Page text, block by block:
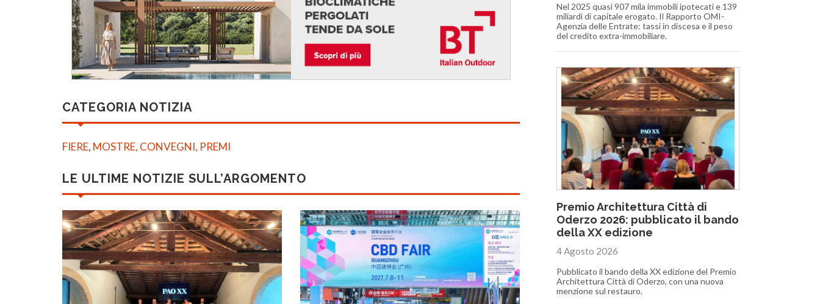
CATEGORIA NOTIZIA
FIERE, MOSTRE, CONVEGNI, PREMI
LE ULTIME NOTIZIE SULL’ARGOMENTO
Nel 2025 quasi 907 mila immobili ipotecati e 139
miliardi di capitale erogato. Il Rapporto OMI-
Agenzia delle Entrate: tassi in discesa e il peso
del credito extra-immobiliare.
Premio Architettura Città di
Oderzo 2026: pubblicato il bando
della XX edizione
4 Agosto 2026
Pubblicato il bando della XX edizione del Premio
Architettura Città di Oderzo, con una nuova
menzione sul restauro.